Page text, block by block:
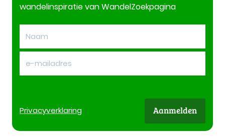
wandelinspiratie van WandelZoekpagina
Privacyverklaring Aanmelden